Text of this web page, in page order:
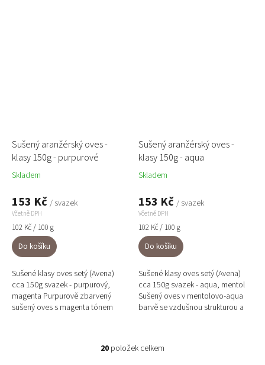
Sušený aranžérský oves -
klasy 150g - purpurové
Skladem
153 Kč / svazek
Včetně DPH
Měrná
cena:
102 Kč / 100 g
Do košíku
Sušené klasy oves setý (Avena)
cca 150g svazek - purpurový,
magenta Purpurově zbarvený
sušený oves s magenta tónem
Sušený aranžérský oves -
klasy 150g - aqua
Skladem
153 Kč / svazek
Včetně DPH
Měrná
cena:
102 Kč / 100 g
Do košíku
Sušené klasy oves setý (Avena)
cca 150g svazek - aqua, mentol
Sušený oves v mentolovo-aqua
barvě se vzdušnou strukturou a
O
20 položek celkem